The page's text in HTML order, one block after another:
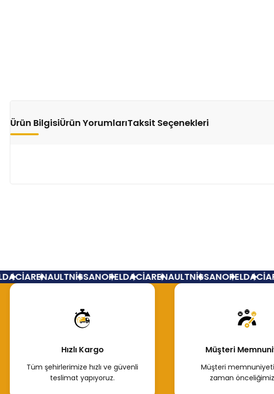
Ürün BilgisiÜrün YorumlarıTaksit Seçenekleri
RENAULTNİSSANOPELDACİARENAULTNİSSANOPELDACİA
Hızlı Kargo
Tüm şehirlerimize hızlı ve güvenli
teslimat yapıyoruz.
Müşteri
Müşteri
zaman